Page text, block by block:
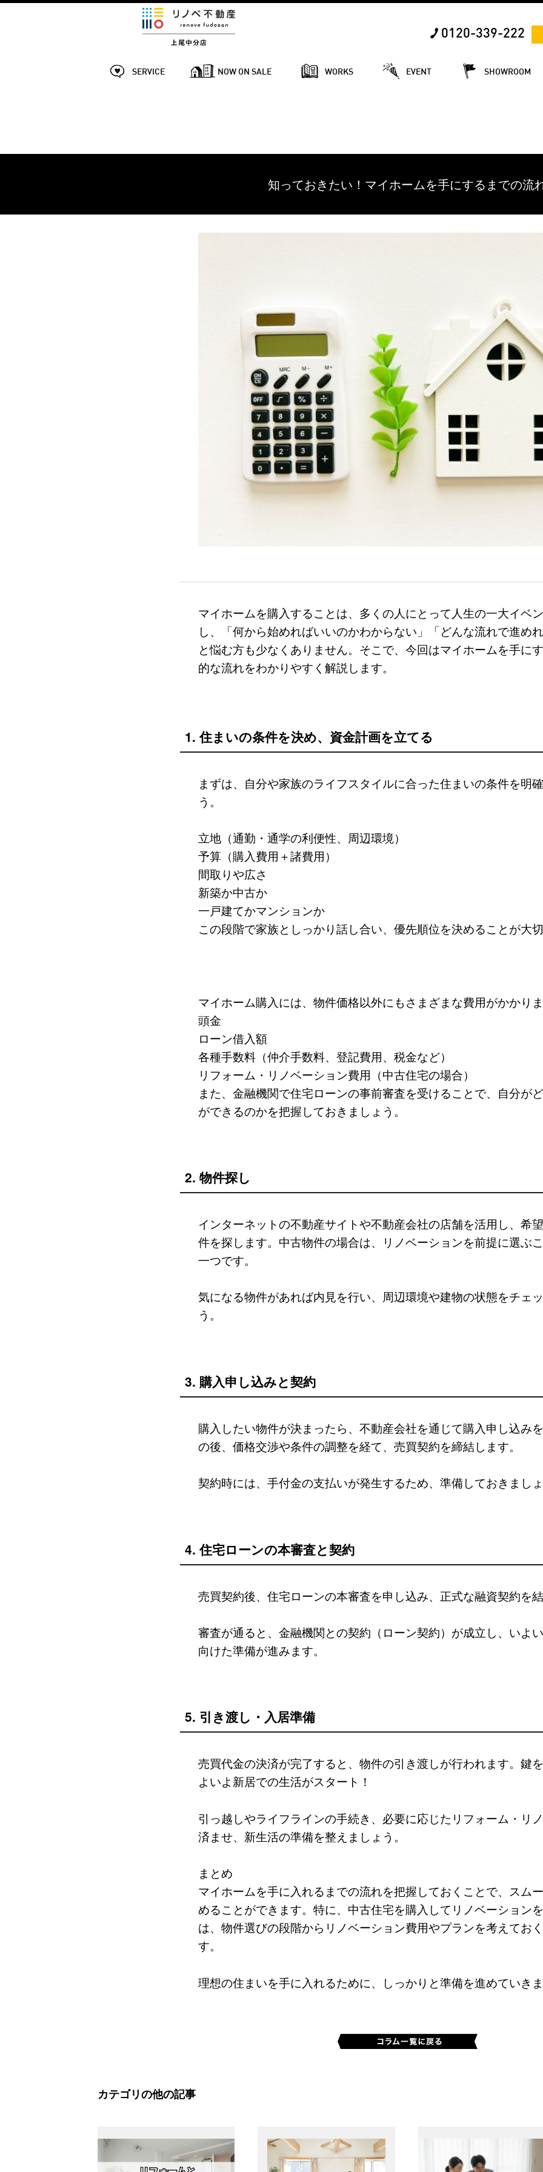
0120-339-222
SERVICE NOW ON SALE WORKS EVENT SHOWROOM
知っておきたい！マイホームを手にするまでの流
マイホームを購入することは、多くの人にとって人生の一大イベ
し、「何から始めればいいのかわからない」「どんな流れで進めれ
と悩む方も少なくありません。そこで、今回はマイホームを手に
的な流れをわかりやすく解説します。
1. 住まいの条件を決め、資金計画を立てる
まずは、自分や家族のライフスタイルに合った住まいの条件を明
う。
立地（通勤・通学の利便性、周辺環境）
予算（購入費用＋諸費用）
間取りや広さ
新築か中古か
一戸建てかマンションか
この段階で家族としっかり話し合い、優先順位を決めることが大切
マイホーム購入には、物件価格以外にもさまざまな費用がかかりま
頭金
ローン借入額
各種手数料（仲介手数料、登記費用、税金など）
リフォーム・リノベーション費用（中古住宅の場合）
また、金融機関で住宅ローンの事前審査を受けることで、自分が
ができるのかを把握しておきましょう。
2. 物件探し
インターネットの不動産サイトや不動産会社の店舗を活用し、希
件を探します。中古物件の場合は、リノベーションを前提に選ぶ
一つです。
気になる物件があれば内見を行い、周辺環境や建物の状態をチェ
う。
3. 購入申し込みと契約
購入したい物件が決まったら、不動産会社を通じて購入申し込み
の後、価格交渉や条件の調整を経て、売買契約を締結します。
契約時には、手付金の支払いが発生するため、準備しておきましょ
4. 住宅ローンの本審査と契約
売買契約後、住宅ローンの本審査を申し込み、正式な融資契約を結
審査が通ると、金融機関との契約（ローン契約）が成立し、いよ
向けた準備が進みます。
5. 引き渡し・入居準備
売買代金の決済が完了すると、物件の引き渡しが行われます。鍵
よいよ新居での生活がスタート！
引っ越しやライフラインの手続き、必要に応じたリフォーム・リ
済ませ、新生活の準備を整えましょう。
まとめ
マイホームを手に入れるまでの流れを把握しておくことで、スム
めることができます。特に、中古住宅を購入してリノベーション
は、物件選びの段階からリノベーション費用やプランを考えてお
す。
理想の住まいを手に入れるために、しっかりと準備を進めていき
カテゴリの他の記事